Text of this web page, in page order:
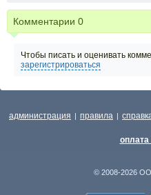
Комментарии 0
Чтобы писать и оценивать
зарегистрироваться
администрация | правила |
оплата
© 2008-2026